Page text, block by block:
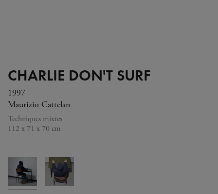
CHARLIE DON'T SURF
1997
Maurizio Cattelan
Techniques mixtes
112 x 71 x 70 cm